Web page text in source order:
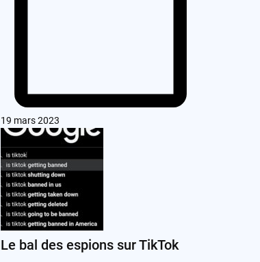
19 mars 2023
Le bal des espions sur TikTok